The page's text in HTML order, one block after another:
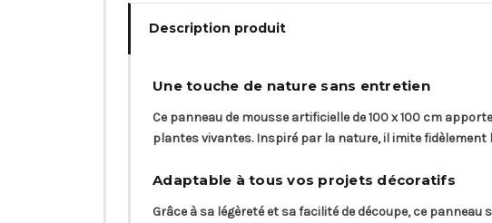
Description produit
Une touche de nature sans entretien
Ce panneau de mousse artificielle de 100 x 100 cm
plantes vivantes. Inspiré par la nature, il imite
Adaptable à tous vos projets décoratifs
Grâce à sa légèreté et sa facilité de découpe, ce